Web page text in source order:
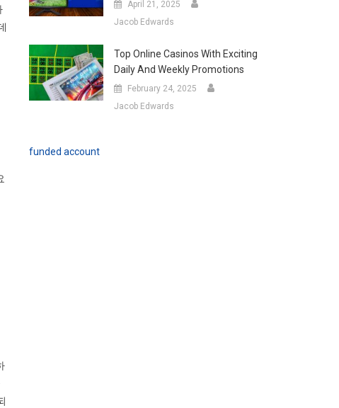
April 21, 2025
Jacob Edwards
Top Online Casinos With Exciting
Daily And Weekly Promotions
February 24, 2025
Jacob Edwards
funded account